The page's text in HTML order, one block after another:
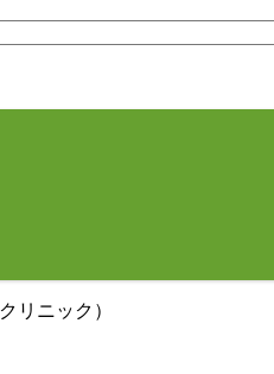
リニック）